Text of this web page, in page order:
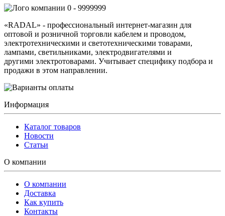
0 - 9999999
«RADAL» - профессиональный интернет-магазин для
оптовой и розничной торговли кабелем и проводом,
электротехническими и светотехническими товарами,
лампами, светильниками, электродвигателями и
другими электротоварами. Учитывает специфику подбора и
продажи в этом направлении.
Информация
Каталог товаров
Новости
Статьи
О компании
О компании
Доставка
Как купить
Контакты